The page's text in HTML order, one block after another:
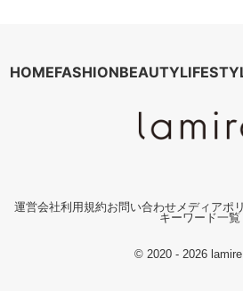
HOMEFASHIONBEAUTY
運営会社利用規約お問い合わせ メディアポ
キーワード一覧
© 2020 - 2026 lamire